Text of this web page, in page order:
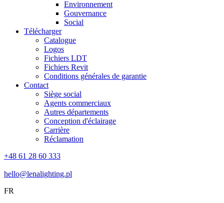
Environnement
Gouvernance
Social
Télécharger
Catalogue
Logos
Fichiers LDT
Fichiers Revit
Conditions générales de garantie
Contact
Siège social
Agents commerciaux
Autres départements
Conception d'éclairage
Carrière
Réclamation
+48 61 28 60 333
hello@lenalighting.pl
FR